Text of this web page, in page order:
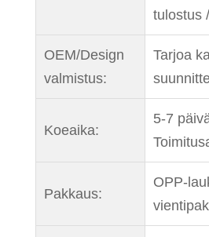
tulostus
OEM/Design
valmistus:
Tarjoa
Koeaika:
5-7
Pakkaus:
OPP-